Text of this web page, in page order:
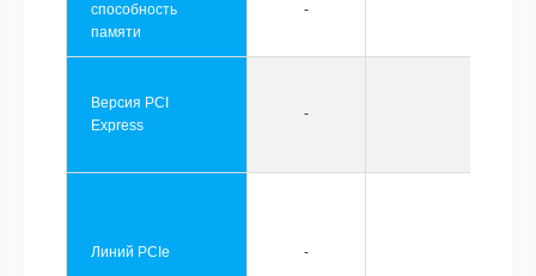
способность
памяти
-
Версия PCI
Express
-
Линий PCIe -